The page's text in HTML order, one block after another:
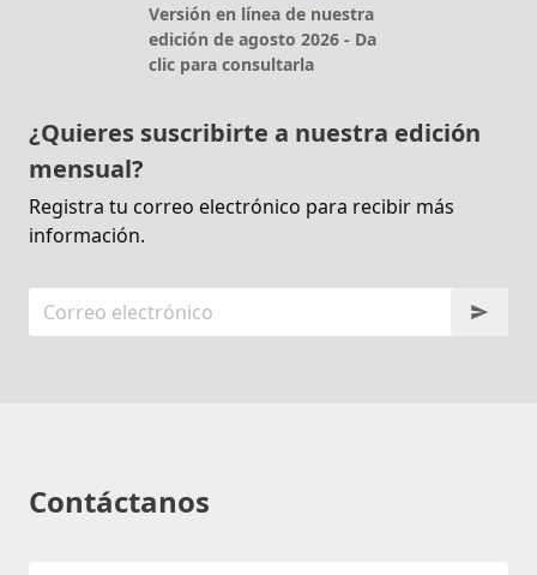
Versión en línea de nuestra
edición de agosto 2026 - Da
clic para consultarla
¿Quieres suscribirte a nuestra edición
mensual?
Registra tu correo electrónico para recibir más
información.
Contáctanos